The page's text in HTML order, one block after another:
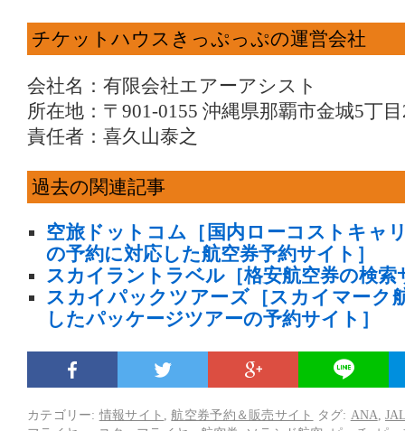
チケットハウスきっぷっぷの運営会社
会社名：有限会社エアーアシスト
所在地：〒901-0155 沖縄県那覇市金城5丁
責任者：喜久山泰之
過去の関連記事
空旅ドットコム［国内ローコストキャ
の予約に対応した航空券予約サイト］
スカイラントラベル［格安航空券の検索
スカイパックツアーズ［スカイマーク
したパッケージツアーの予約サイト］
カテゴリー:情報サイト ,航空券予約＆販売サイト タグ: ANA